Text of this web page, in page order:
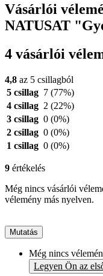
Vásárlói
NATUSAT
4 vásárlói
4,8 az 5 csillagból
5 csillag 7 (77%)
4 csillag 2 (22%)
3 csillag 0 (0%)
2 csillag 0 (0%)
1 csillag 0 (0%)
9 értékelés
Még nincs vásárlói
vélemény más nyelven.
Mutatás
Még nincs
Legyen Ön az